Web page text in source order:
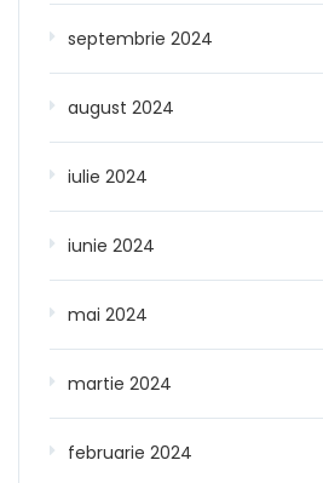
septembrie 2024
august 2024
iulie 2024
iunie 2024
mai 2024
martie 2024
februarie 2024